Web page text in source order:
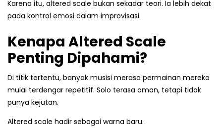
Karena itu, altered scale bukan sekadar teori. Ia lebih dekat
pada kontrol emosi dalam improvisasi.
Kenapa Altered Scale
Penting Dipahami?
Di titik tertentu, banyak musisi merasa permainan mereka
mulai terdengar repetitif. Solo terasa aman, tetapi tidak
punya kejutan.
Altered scale hadir sebagai warna baru.